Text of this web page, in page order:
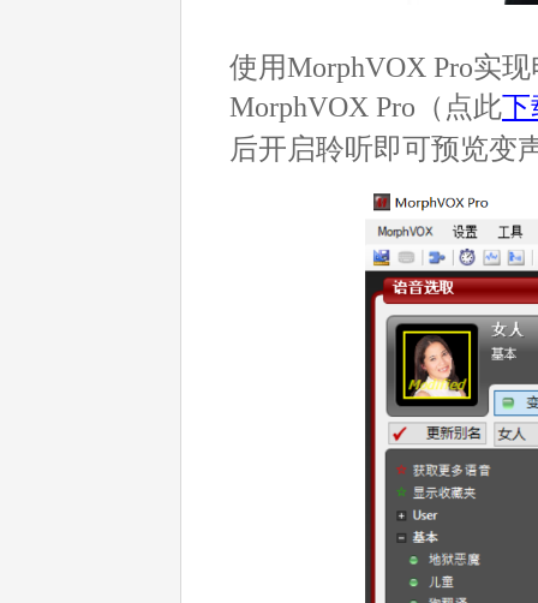
使用MorphVOX Pro实
MorphVOX Pro（点此下
后开启聆听即可预览变